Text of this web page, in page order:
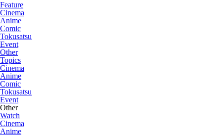
Feature
Cinema
Anime
Comic
Tokusatsu
Event
Other
Topics
Cinema
Anime
Comic
Tokusatsu
Event
Other
Watch
Cinema
Anime